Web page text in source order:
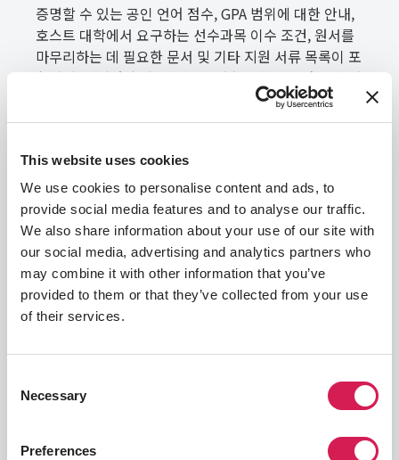
This website uses cookies
We use cookies to personalise content and ads, to
provide social media features and to analyse our traffic.
We also share information about your use of our site with
our social media, advertising and analytics partners who
may combine it with other information that you’ve
provided to them or that they’ve collected from your use
of their services.
Selection
Necessary
Preferences
증명할 수 있는 공인 언어 점수, GPA 범위에 대한 안내,
호스트 대학에서 요구하는 선수과목 이수 조건, 원서를
마무리하는 데 필요한 문서 및 기타 지원 서류 목록이 포
함됩니다. 지원 후 추가로 서류제출을 요구를 받을 수 있
으며 이 경우 여러분은 이메일과 SAF 학생 포털을 통해
안내 메세지를 받게 됩니다.
Language Proficiency
공인 언어 시험 지원 자격 요건
언어 능력을 증명하기 위해 대부분의 모듈에 대해 다음 중
하나를 사용할 수 있습니다.
IELTS: 7.0 *Minimum sub-score is 6.5
다.
TOEFL iBT: 92